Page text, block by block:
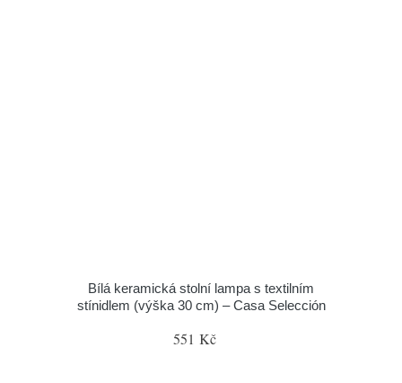
Bílá keramická stolní lampa s textilním
stínidlem (výška 30 cm) – Casa Selección
551 Kč